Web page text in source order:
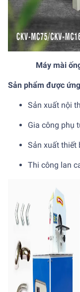
Máy mài
Sản phẩm được
Sản xuất nội
Gia công phụ
Sản xuất thiết
Thi công lan